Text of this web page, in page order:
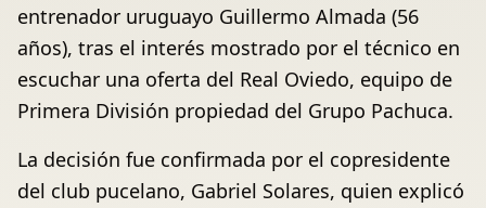
entrenador uruguayo Guillermo Almada (56
años), tras el interés mostrado por el técnico en
escuchar una oferta del Real Oviedo, equipo de
Primera División propiedad del Grupo Pachuca.
La decisión fue confirmada por el copresidente
del club pucelano, Gabriel Solares, quien explicó